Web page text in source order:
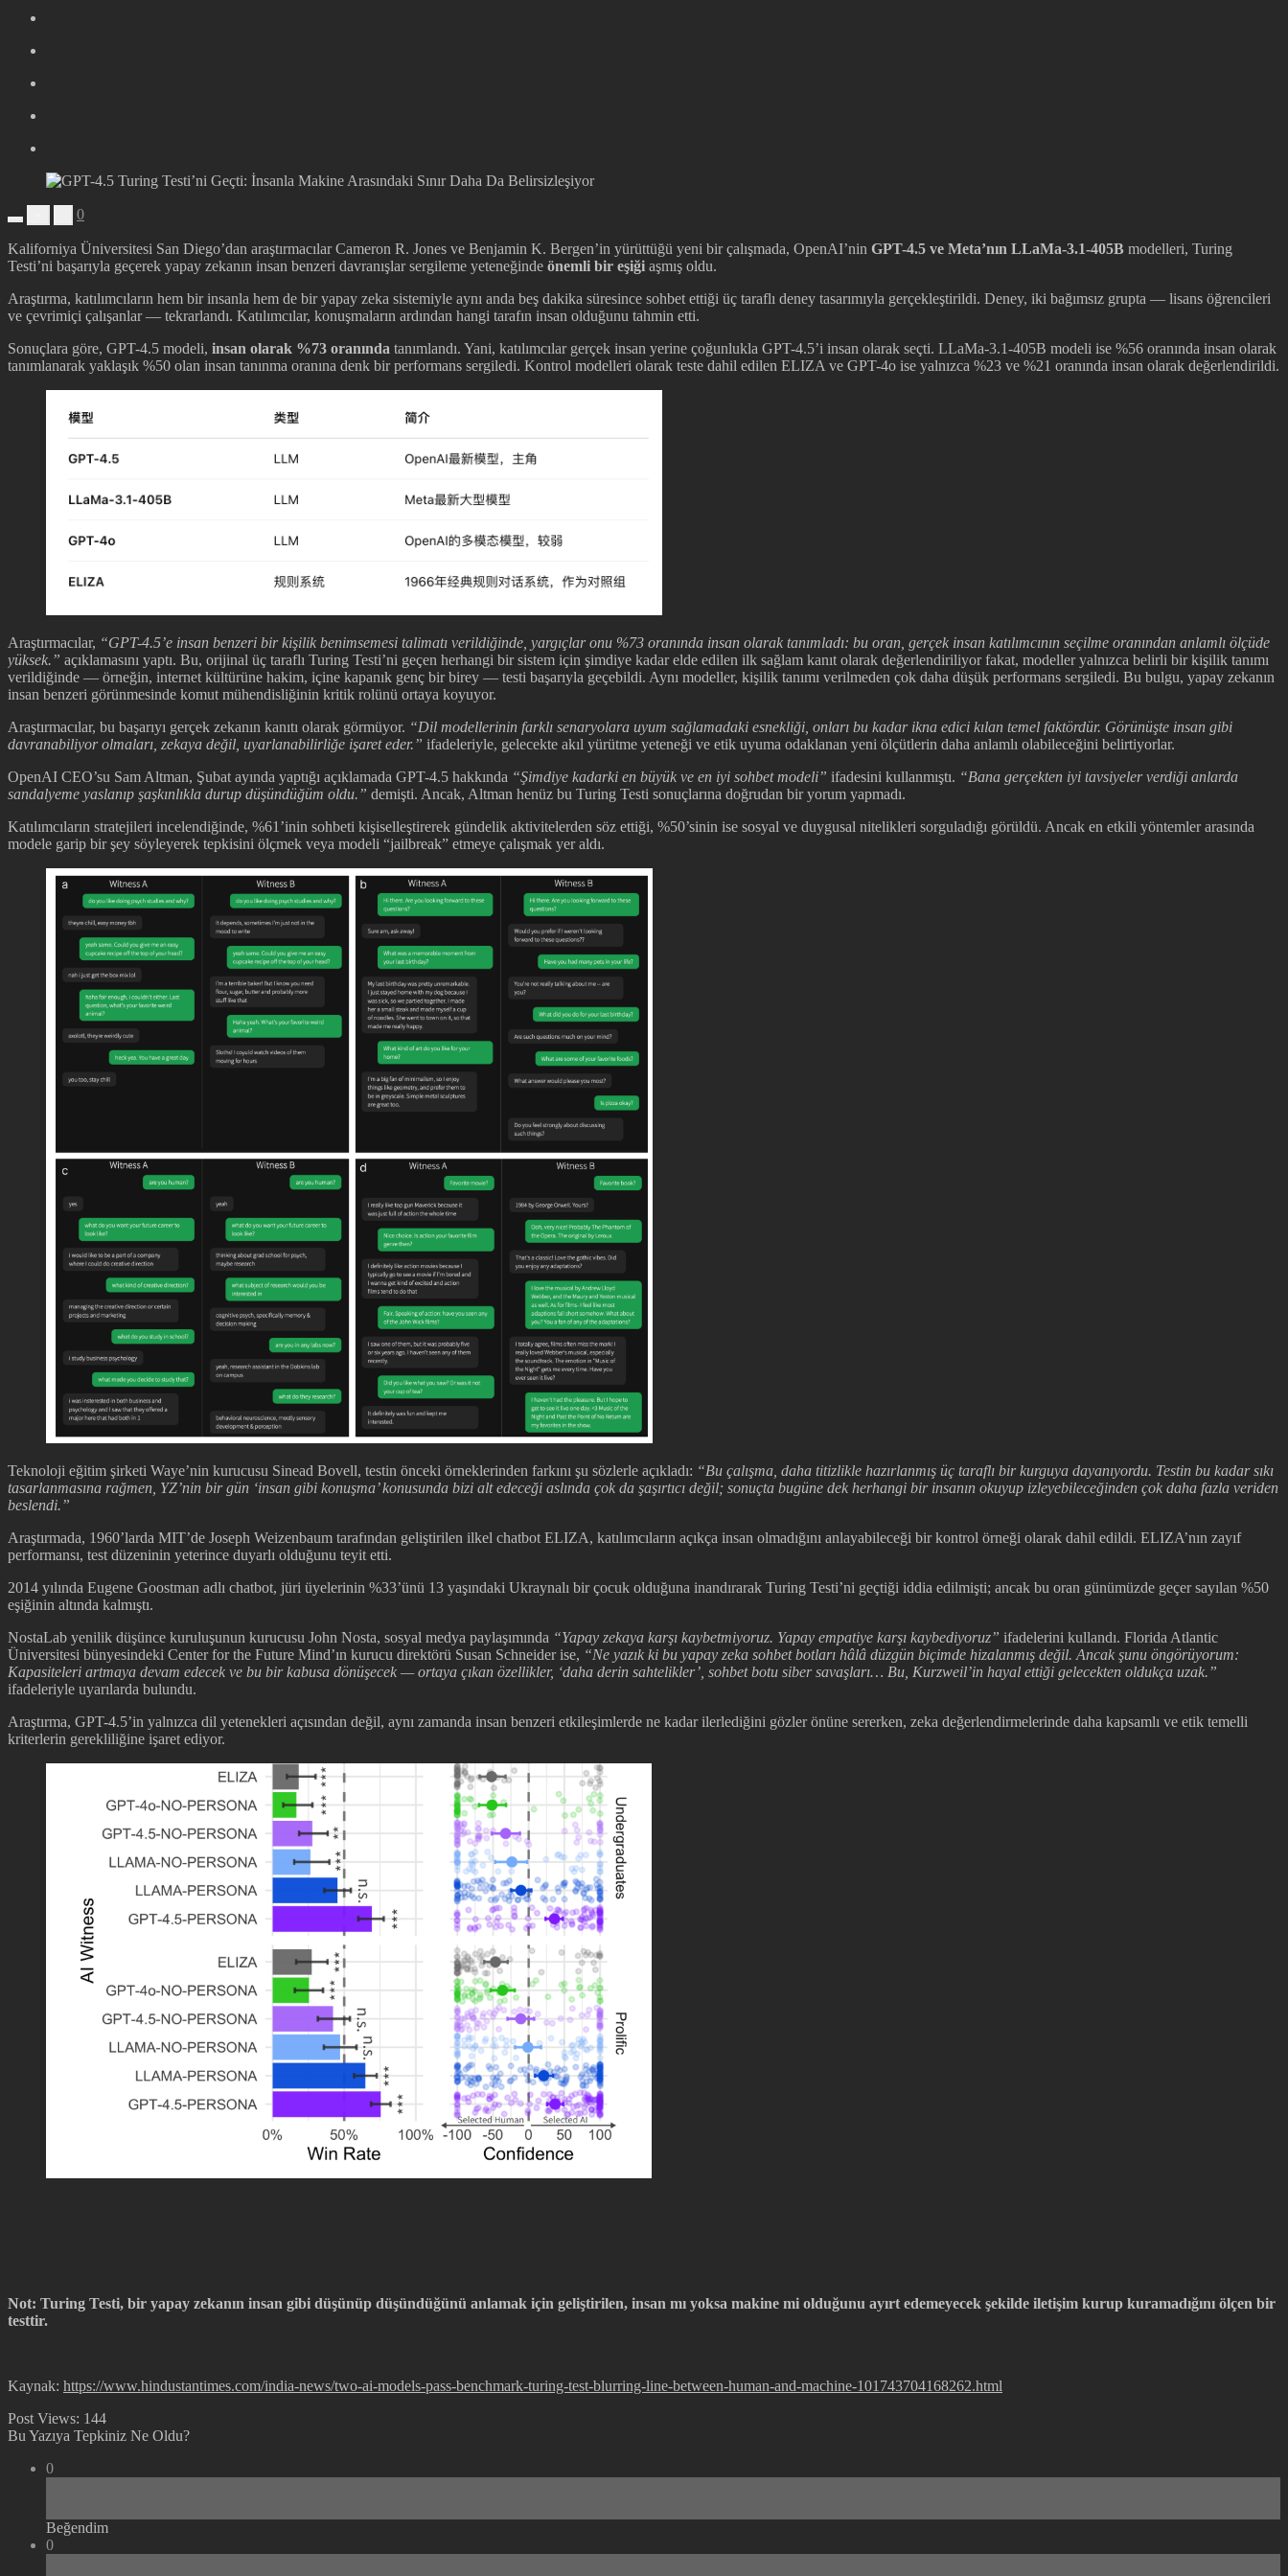
0
Kaliforniya Üniversitesi San Diego’dan araştırmacılar Cameron R. Jones ve Benjamin K. Bergen’in yürüttüğü yeni bir çalışmada, OpenAI’nin GPT-4.5 ve Meta’nın LLaMa-3.1-405B modelleri, Turing
Testi’ni başarıyla geçerek yapay zekanın insan benzeri davranışlar sergileme yeteneğinde önemli bir eşiği aşmış oldu.
Araştırma, katılımcıların hem bir insanla hem de bir yapay zeka sistemiyle aynı anda beş dakika süresince sohbet ettiği üç taraflı deney tasarımıyla gerçekleştirildi. Deney, iki bağımsız grupta — lisans öğrencileri
ve çevrimiçi çalışanlar — tekrarlandı. Katılımcılar, konuşmaların ardından hangi tarafın insan olduğunu tahmin etti.
Sonuçlara göre, GPT-4.5 modeli, insan olarak %73 oranında tanımlandı. Yani, katılımcılar gerçek insan yerine çoğunlukla GPT-4.5’i insan olarak seçti. LLaMa-3.1-405B modeli ise %56 oranında insan olarak
tanımlanarak yaklaşık %50 olan insan tanınma oranına denk bir performans sergiledi. Kontrol modelleri olarak teste dahil edilen ELIZA ve GPT-4o ise yalnızca %23 ve %21 oranında insan olarak değerlendirildi.
Araştırmacılar, “GPT-4.5’e insan benzeri bir kişilik benimsemesi talimatı verildiğinde, yargıçlar onu %73 oranında insan olarak tanımladı: bu oran, gerçek insan katılımcının seçilme oranından anlamlı ölçüde
yüksek.” açıklamasını yaptı. Bu, orijinal üç taraflı Turing Testi’ni geçen herhangi bir sistem için şimdiye kadar elde edilen ilk sağlam kanıt olarak değerlendiriliyor fakat, modeller yalnızca belirli bir kişilik tanımı
verildiğinde — örneğin, internet kültürüne hakim, içine kapanık genç bir birey — testi başarıyla geçebildi. Aynı modeller, kişilik tanımı verilmeden çok daha düşük performans sergiledi. Bu bulgu, yapay zekanın
insan benzeri görünmesinde komut mühendisliğinin kritik rolünü ortaya koyuyor.
Araştırmacılar, bu başarıyı gerçek zekanın kanıtı olarak görmüyor. “Dil modellerinin farklı senaryolara uyum sağlamadaki esnekliği, onları bu kadar ikna edici kılan temel faktördür. Görünüşte insan gibi
davranabiliyor olmaları, zekaya değil, uyarlanabilirliğe işaret eder.” ifadeleriyle, gelecekte akıl yürütme yeteneği ve etik uyuma odaklanan yeni ölçütlerin daha anlamlı olabileceğini belirtiyorlar.
OpenAI CEO’su Sam Altman, Şubat ayında yaptığı açıklamada GPT-4.5 hakkında “Şimdiye kadarki en büyük ve en iyi sohbet modeli” ifadesini kullanmıştı. “Bana gerçekten iyi tavsiyeler verdiği anlarda
sandalyeme yaslanıp şaşkınlıkla durup düşündüğüm oldu.” demişti. Ancak, Altman henüz bu Turing Testi sonuçlarına doğrudan bir yorum yapmadı.
Katılımcıların stratejileri incelendiğinde, %61’inin sohbeti kişiselleştirerek gündelik aktivitelerden söz ettiği, %50’sinin ise sosyal ve duygusal nitelikleri sorguladığı görüldü. Ancak en etkili yöntemler arasında
modele garip bir şey söyleyerek tepkisini ölçmek veya modeli “jailbreak” etmeye çalışmak yer aldı.
Teknoloji eğitim şirketi Waye’nin kurucusu Sinead Bovell, testin önceki örneklerinden farkını şu sözlerle açıkladı: “Bu çalışma, daha titizlikle hazırlanmış üç taraflı bir kurguya dayanıyordu. Testin bu kadar sıkı
tasarlanmasına rağmen, YZ’nin bir gün ‘insan gibi konuşma’ konusunda bizi alt edeceği aslında çok da şaşırtıcı değil; sonuçta bugüne dek herhangi bir insanın okuyup izleyebileceğinden çok daha fazla veriden
beslendi.”
Araştırmada, 1960’larda MIT’de Joseph Weizenbaum tarafından geliştirilen ilkel chatbot ELIZA, katılımcıların açıkça insan olmadığını anlayabileceği bir kontrol örneği olarak dahil edildi. ELIZA’nın zayıf
performansı, test düzeninin yeterince duyarlı olduğunu teyit etti.
2014 yılında Eugene Goostman adlı chatbot, jüri üyelerinin %33’ünü 13 yaşındaki Ukraynalı bir çocuk olduğuna inandırarak Turing Testi’ni geçtiği iddia edilmişti; ancak bu oran günümüzde geçer sayılan %50
eşiğinin altında kalmıştı.
NostaLab yenilik düşünce kuruluşunun kurucusu John Nosta, sosyal medya paylaşımında “Yapay zekaya karşı kaybetmiyoruz. Yapay empatiye karşı kaybediyoruz” ifadelerini kullandı. Florida Atlantic
Üniversitesi bünyesindeki Center for the Future Mind’ın kurucu direktörü Susan Schneider ise, “Ne yazık ki bu yapay zeka sohbet botları hâlâ düzgün biçimde hizalanmış değil. Ancak şunu öngörüyorum:
Kapasiteleri artmaya devam edecek ve bu bir kabusa dönüşecek — ortaya çıkan özellikler, ‘daha derin sahtelikler’, sohbet botu siber savaşları… Bu, Kurzweil’in hayal ettiği gelecekten oldukça uzak.”
ifadeleriyle uyarılarda bulundu.
Araştırma, GPT-4.5’in yalnızca dil yetenekleri açısından değil, aynı zamanda insan benzeri etkileşimlerde ne kadar ilerlediğini gözler önüne sererken, zeka değerlendirmelerinde daha kapsamlı ve etik temelli
kriterlerin gerekliliğine işaret ediyor.
Not: Turing Testi, bir yapay zekanın insan gibi düşünüp düşündüğünü anlamak için geliştirilen, insan mı yoksa makine mi olduğunu ayırt edemeyecek şekilde iletişim kurup kuramadığını ölçen bir
testtir.
Kaynak: https://www.hindustantimes.com/india-news/two-ai-models-pass-benchmark-turing-test-blurring-line-between-human-and-machine-101743704168262.html
Post Views: 144
Bu Yazıya Tepkiniz Ne Oldu?
0
Beğendim
0